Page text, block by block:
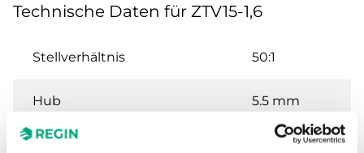
Technische Daten für ZTV15-1,6
Stellverhältnis 50:1
Hub 5.5 mm
Nennweite